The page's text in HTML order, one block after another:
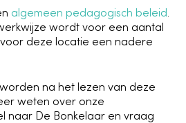
algemeen pedagogisch beleid.
wordt voor een aantal
deze locatie een nadere
na het lezen van deze
weten over onze
naar De Bonkelaar en vraag